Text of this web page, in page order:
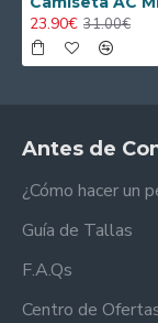
23.90€ 31.00€
Antes de
¿Cómo hacer un
Guía de Tallas
F.A.Qs
Centro de